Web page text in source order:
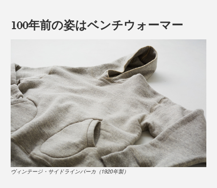
そもそも黒は、喪に服す色であったことから、当時のア
スレチックウエアとしてはほとんど存在していません。
（※スクールカラーが「黒」である、プリンストン大学のユニフォームなど
100年前の姿はベンチウォーマー
ヴィンテージ・サイドラインパーカ（1920年製）